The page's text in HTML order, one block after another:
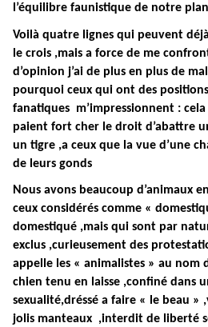
l’équilibre faunistique de notre
Voilà quatre lignes qui peuvent
le crois ,mais a force de me
d’opinion j’ai de plus en plus de
pourquoi ceux qui ont des
fanatiques m’impressionnent :
paient fort cher le droit d’abattre
un tigre ,a ceux que la vue d’une
de leurs gonds
Nous avons beaucoup d’animaux
ceux considérés comme «
domestiqué ,mais qui sont par
exclus ,curieusement des
appelle les « animalistes » au nom
chien tenu en laisse ,confiné dans
sexualité,dréssé a faire « le beau »
jolis manteaux ,interdit de liberté